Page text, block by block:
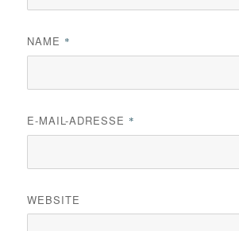
NAME *
E-MAIL-ADRESSE *
WEBSITE